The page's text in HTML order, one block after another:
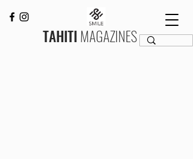
TAHITI MAGAZINES